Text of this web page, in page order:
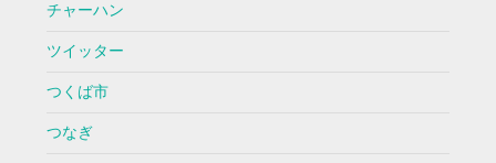
チャーハン
ツイッター
つくば市
つなぎ